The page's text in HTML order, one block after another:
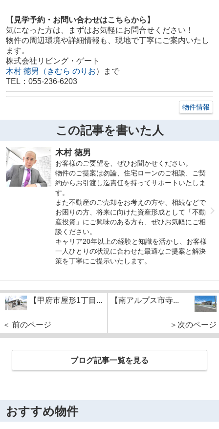
【見学予約・お問い合わせはこちらから】
気になった方は、まずはお気軽にお問合せください！
物件の周辺環境や詳細情報も、現地で丁寧にご案内いたし
ます。
株式会社リビング・ゲート
木村 徳男（きむら のりお）まで
TEL：055-236-6203
物件情報
この記事を書いた人
木村 徳男
お客様のご要望を、ぜひお聞かせください。
物件のご提案は勿論、住宅ローンのご相談、ご契
約からお引渡し迄責任を持ってサポートいたしま
す。
また不動産のご売却をお考えの方や、相続などで
お困りの方、将来に向けた資産形成として「不動
産投資」にご興味のある方も、ぜひお気軽にご相
談ください。
キャリア20年以上の経験と知識を活かし、お客様
一人ひとりの状況に合わせた最適なご提案と解決
策を丁寧にご提示いたします。
【甲府市屋形1丁目...
＜ 前のページ
【南アルプス市寺...
＞次のページ
ブログ記事一覧を見る
おすすめ物件